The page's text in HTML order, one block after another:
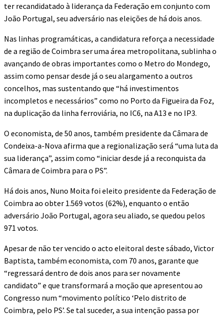
ter recandidatado à liderança da Federação em conjunto com
João Portugal, seu adversário nas eleições de há dois anos.
Nas linhas programáticas, a candidatura reforça a necessidade
de a região de Coimbra ser uma área metropolitana, sublinha o
avançando de obras importantes como o Metro do Mondego,
assim como pensar desde já o seu alargamento a outros
concelhos, mas sustentando que “há investimentos
incompletos e necessários” como no Porto da Figueira da Foz,
na duplicação da linha ferroviária, no IC6, na A13 e no IP3.
O economista, de 50 anos, também presidente da Câmara de
Condeixa-a-Nova afirma que a regionalização será “uma luta da
sua liderança”, assim como “iniciar desde já a reconquista da
Câmara de Coimbra para o PS”.
Há dois anos, Nuno Moita foi eleito presidente da Federação de
Coimbra ao obter 1.569 votos (62%), enquanto o então
adversário João Portugal, agora seu aliado, se quedou pelos
971 votos.
Apesar de não ter vencido o acto eleitoral deste sábado, Victor
Baptista, também economista, com 70 anos, garante que
“regressará dentro de dois anos para ser novamente
candidato” e que transformará a moção que apresentou ao
Congresso num “movimento político ‘Pelo distrito de
Coimbra, pelo PS’. Se tal suceder, a sua intenção passa por